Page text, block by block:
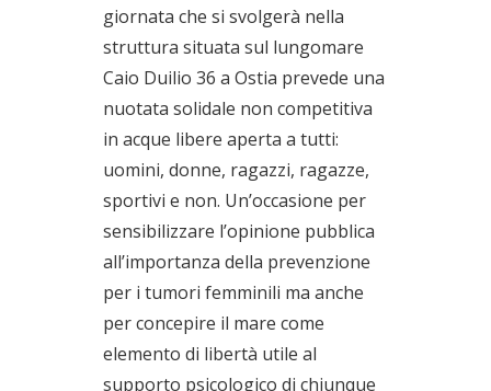
giornata che si svolgerà nella
struttura situata sul lungomare
Caio Duilio 36 a Ostia prevede una
nuotata solidale non competitiva
in acque libere aperta a tutti:
uomini, donne, ragazzi, ragazze,
sportivi e non. Un’occasione per
sensibilizzare l’opinione pubblica
all’importanza della prevenzione
per i tumori femminili ma anche
per concepire il mare come
elemento di libertà utile al
supporto psicologico di chiunque